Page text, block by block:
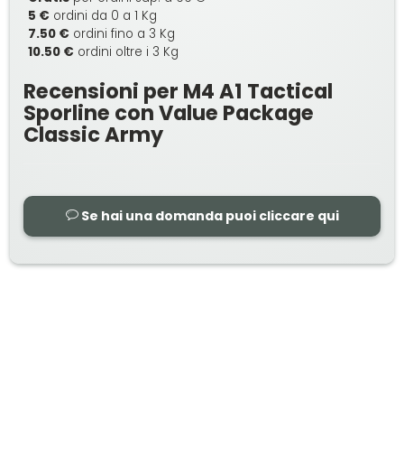
5 € ordini da 0 a 1 Kg
7.50 € ordini fino a 3 Kg
10.50 € ordini oltre i 3 Kg
Recensioni per M4 A1 Tactical
Sporline con Value Package
Classic Army
Se hai una domanda puoi cliccare qui